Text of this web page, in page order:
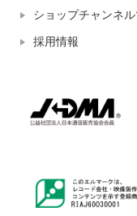
ショップチャンネ
採用情報